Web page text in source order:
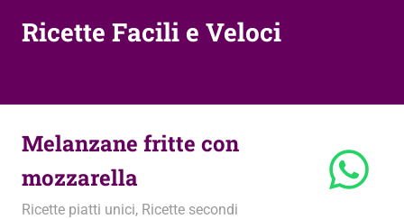
Ricette Facili e Veloci
Melanzane fritte con
mozzarella
15 Novembre 2010
admin
Ricette piatti unici, Ricette secondi